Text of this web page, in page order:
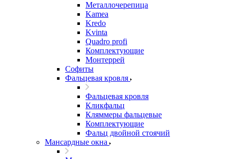
Металлочерепица
Kamea
Kredo
Kvinta
Quadro profi
Комплектующие
Монтеррей
Софиты
Фальцевая кровля
Фальцевая кровля
Кликфальц
Кляммеры фальцевые
Комплектующие
Фальц двойной стоячий
Мансардные окна